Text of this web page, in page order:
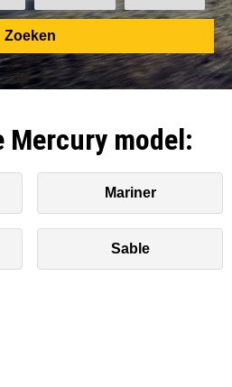
Zoeken
Mercury model:
Mariner
Sable